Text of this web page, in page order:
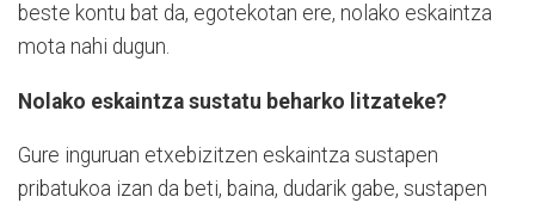
beste kontu bat da, egotekotan ere, nolako eskaintza
mota nahi dugun.
Nolako eskaintza sustatu beharko litzateke?
Gure inguruan etxebizitzen eskaintza sustapen
pribatukoa izan da beti, baina, dudarik gabe, sustapen